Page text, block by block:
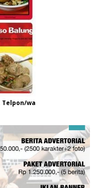
Telpon/wa